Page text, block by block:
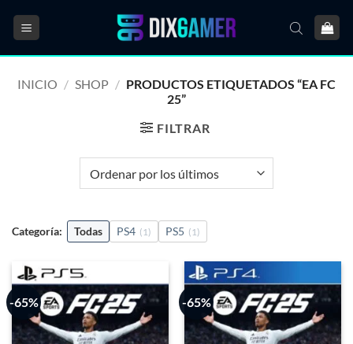
INICIO / SHOP / PRODUCTOS ETIQUETADOS “EA FC
25”
FILTRAR
Categoría: Todas PS4 (1) PS5 (1)
-65% -65%